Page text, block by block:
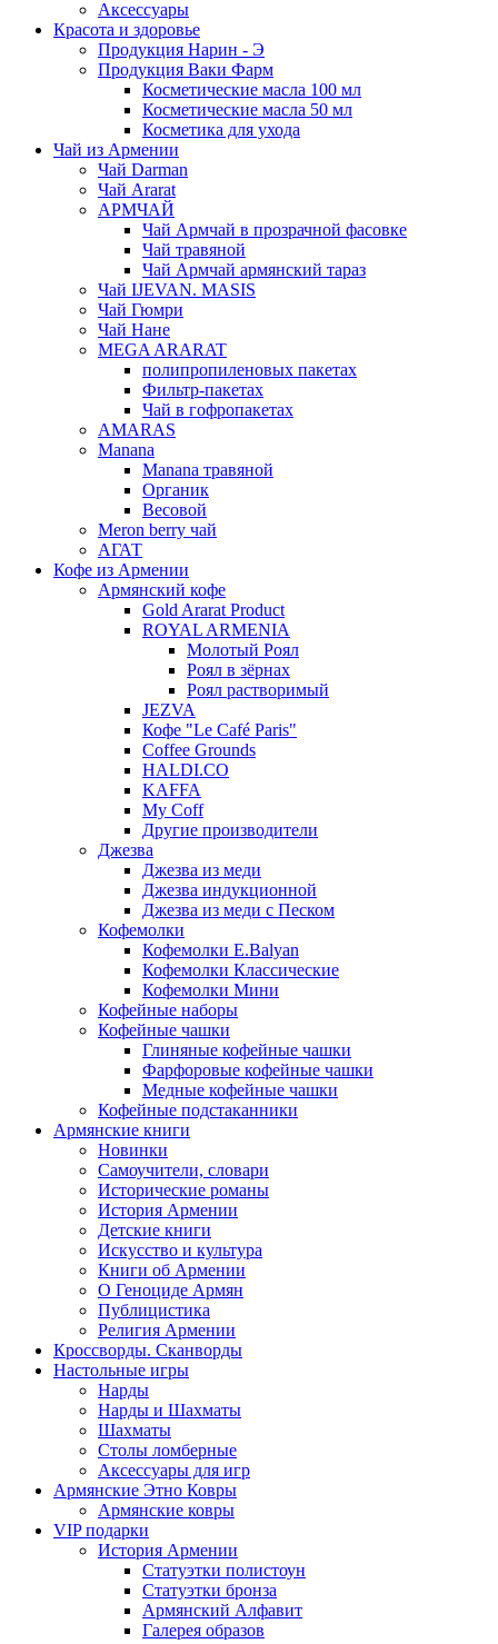
Аксессуары
Красота и здоровье
Продукция Нарин - Э
Продукция Ваки Фарм
Косметические масла 100 мл
Косметические масла 50 мл
Косметика для ухода
Чай из Армении
Чай Darman
Чай Ararat
АРМЧАЙ
Чай Армчай в прозрачной фасовке
Чай травяной
Чай Армчай армянский тараз
Чай IJEVAN. MASIS
Чай Гюмри
Чай Нане
MEGA ARARAT
полипропиленовых пакетах
Фильтр-пакетах
Чай в гофропакетах
AMARAS
Manana
Manana травяной
Органик
Весовой
Meron berry чай
АГАТ
Кофе из Армении
Армянский кофе
Gold Ararat Product
ROYAL ARMENIA
Молотый Роял
Роял в зёрнах
Роял растворимый
JEZVA
Кофе "Le Café Paris"
Coffee Grounds
HALDI.CO
KAFFA
My Coff
Другие производители
Джезва
Джезва из меди
Джезва индукционной
Джезва из меди с Песком
Кофемолки
Кофемолки E.Balyan
Кофемолки Классические
Кофемолки Мини
Кофейные наборы
Кофейные чашки
Глиняные кофейные чашки
Фарфоровые кофейные чашки
Медные кофейные чашки
Кофейные подстаканники
Армянские книги
Новинки
Самоучители, словари
Исторические романы
История Армении
Детские книги
Иcкусство и культура
Книги об Армении
О Геноциде Армян
Публицистика
Религия Армении
Кроссворды. Сканворды
Настольные игры
Нарды
Нарды и Шахматы
Шахматы
Столы ломберные
Аксессуары для игр
Армянские Этно Ковры
Армянские ковры
VIP подарки
История Армении
Статуэтки полистоун
Статуэтки бронза
Армянский Алфавит
Галерея образов